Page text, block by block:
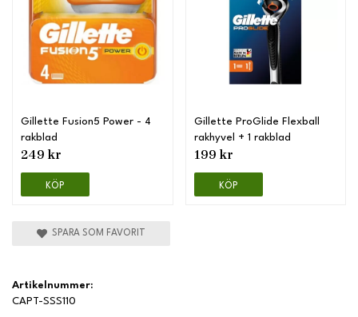
Gillette Fusion5 Power - 4
rakblad
249 kr
KÖP
Gillette ProGlide Flexball
rakhyvel + 1 rakblad
199 kr
KÖP
SPARA SOM FAVORIT
Artikelnummer:
CAPT-SSS110